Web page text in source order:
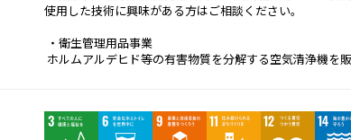
使用した技術に興味がある方はご相談ください。
・衛生管理用品事業
ホルムアルデヒド等の有害物質を分解する空気清浄機を